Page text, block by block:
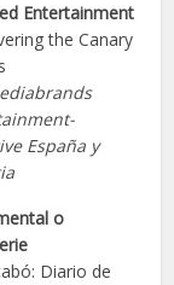
Entertainment
the Canary
España y
o
Diario de